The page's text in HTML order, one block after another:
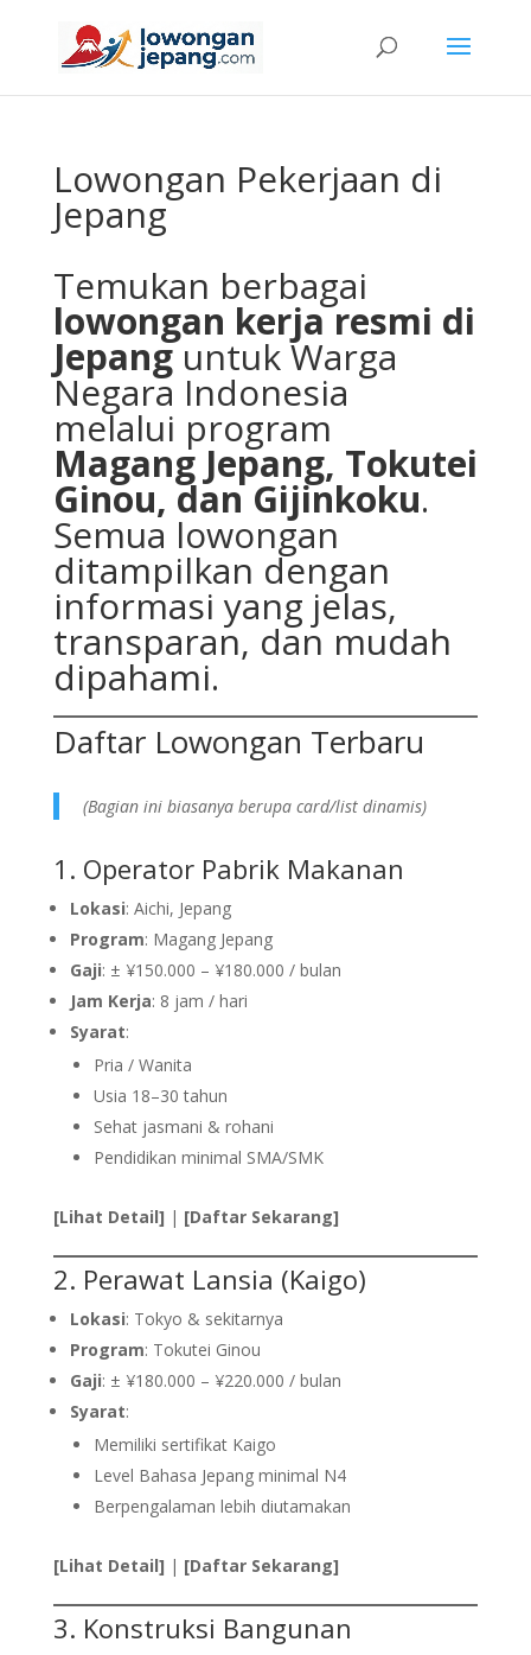
Lowongan Pekerjaan di
Jepang
Temukan berbagai
lowongan kerja resmi di
Jepanguntuk Warga
Negara Indonesia
melalui program
Magang Jepang, Tokutei
Ginou, dan Gijinkoku.
Semua lowongan
ditampilkan dengan
informasi yang jelas,
transparan, dan mudah
dipahami.
Daftar Lowongan Terbaru
(Bagian ini biasanya berupa card/list dinamis)
1. Operator Pabrik Makanan
Lokasi: Aichi, Jepang
Program: Magang Jepang
Gaji: ± ¥150.000 – ¥180.000 / bulan
Jam Kerja: 8 jam / hari
Syarat:
Pria / Wanita
Usia 18–30 tahun
Sehat jasmani & rohani
Pendidikan minimal SMA/SMK
[Lihat Detail] | [Daftar Sekarang]
2. Perawat Lansia (Kaigo)
Lokasi: Tokyo & sekitarnya
Program: Tokutei Ginou
Gaji: ± ¥180.000 – ¥220.000 / bulan
Syarat:
Memiliki sertifikat Kaigo
Level Bahasa Jepang minimal N4
Berpengalaman lebih diutamakan
[Lihat Detail] | [Daftar Sekarang]
3. Konstruksi Bangunan